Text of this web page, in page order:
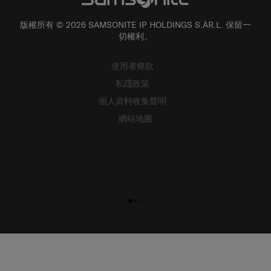
版權所有 © 2026 SAMSONITE IP HOLDINGS S.ÀR.L. 保留一
切權利。
使用者條款
私隱政策
個人資料收集聲明
網站地圖